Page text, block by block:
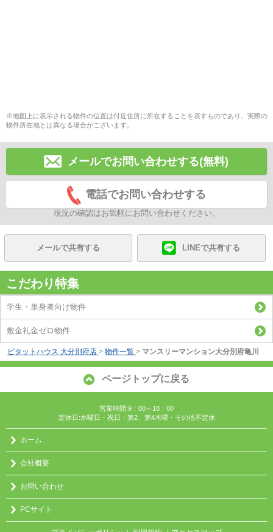
※地図上に表示される物件の位置は付近住所に所在することを表すものであり、実際の
物件所在地とは異なる場合がございます。
メールでお問い合わせする(無料)
電話でお問い合わせする
現況の確認はお気軽にお問い合わせください。
メールで共有する LINEで共有する
こだわり特集
学生・単身者向け物件
敷金礼金ゼロ物件
ピタットハウス 大分別府店 > 物件一覧 > マンスリーマンション大分別府亀川
ページトップに戻る
営業時間:9：00～18：00
定休日:水曜日・祝日・第2、第4木曜・その他不定休
ホーム
会社概要
お問い合わせ
PCサイト